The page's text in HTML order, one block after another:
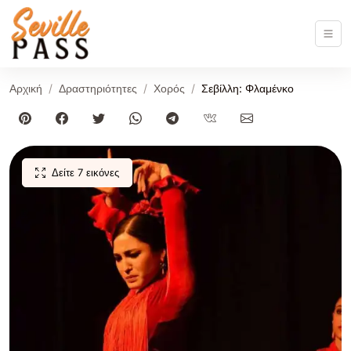
Αρχική Δραστηριότητες Χορός Σεβίλλη: Φλαμένκο
Δείτε 7 εικόνες